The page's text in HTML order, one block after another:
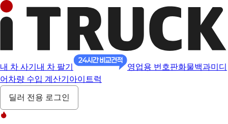
내 차 사기 내 차 팔기 영업용 번호판화물백과미디
어 차량 수입 계산기 아이트럭
딜러 전용 로그인